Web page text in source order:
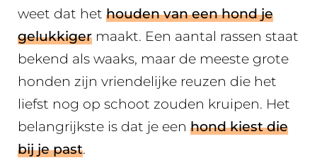
weet dat het houden van een hond je
gelukkiger maakt. Een aantal rassen staat
bekend als waaks, maar de meeste grote
honden zijn vriendelijke reuzen die het
liefst nog op schoot zouden kruipen. Het
belangrijkste is dat je een hond kiest die
bij je past.